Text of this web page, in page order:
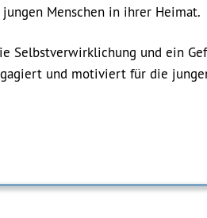
Menschen in ihrer Heimat.
Selbstverwirklichung und ein
und motiviert für die